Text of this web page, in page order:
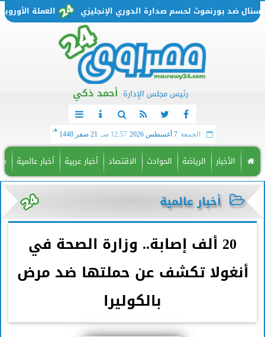
العملة الأوروبية تتحرك من ضد بورنموث لحسم صدارة الدوري الإنجليزي
رئيس مجلس الإدارة أحمد ذكي
الجمعة 7 أغسطس 2026 12:57 صـ 21 صفر 1448
هـ
الأخبار الرياضة الحوادث الاقتصاد أخبار عربية أخبار عالمية
أخبار عالمية
20 ألف إصابة.. وزارة الصحة في
أنغولا تكشف عن حملتها ضد مرض
بالكوليرا